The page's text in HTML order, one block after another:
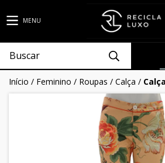
MENU
Início / Feminino / Roupas / Calça /